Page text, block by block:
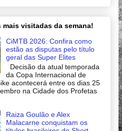
mais visitadas da semana!
CiMTB 2026: Confira como
estão as disputas pelo título
geral das Super Elites
Decisão da atual temporada
da Copa Internacional de
acontecerá entre os dias 25
na Cidade dos Profetas
Raiza Goulão e Alex
Malacarne conquistam os